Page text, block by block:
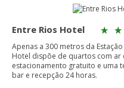
Entre Rios Hotel
Apenas a 300 metros da
Hotel dispõe de quartos com ar
estacionamento gratuito e uma
bar e recepção 24 horas.